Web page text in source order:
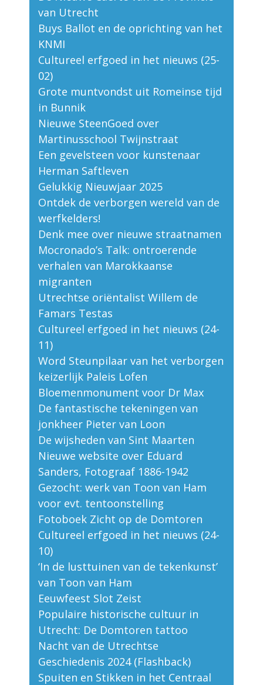
van Utrecht
Buys Ballot en de oprichting van het
KNMI
Cultureel erfgoed in het nieuws (25-
02)
Grote muntvondst uit Romeinse tijd
in Bunnik
Nieuwe SteenGoed over
Martinusschool Twijnstraat
Een gevelsteen voor kunstenaar
Herman Saftleven
Gelukkig Nieuwjaar 2025
Ontdek de verborgen wereld van de
werfkelders!
Denk mee over nieuwe straatnamen
Mocronado’s Talk: ontroerende
verhalen van Marokkaanse
migranten
Utrechtse oriëntalist Willem de
Famars Testas
Cultureel erfgoed in het nieuws (24-
11)
Word Steunpilaar van het verborgen
keizerlijk Paleis Lofen
Bloemenmonument voor Dr Max
De fantastische tekeningen van
jonkheer Pieter van Loon
De wijsheden van Sint Maarten
Nieuwe website over Eduard
Sanders, Fotograaf 1886-1942
Gezocht: werk van Toon van Ham
voor evt. tentoonstelling
Fotoboek Zicht op de Domtoren
Cultureel erfgoed in het nieuws (24-
10)
‘In de lusttuinen van de tekenkunst’
van Toon van Ham
Eeuwfeest Slot Zeist
Populaire historische cultuur in
Utrecht: De Domtoren tattoo
Nacht van de Utrechtse
Geschiedenis 2024 (Flashback)
Spuiten en Stikken in het Centraal